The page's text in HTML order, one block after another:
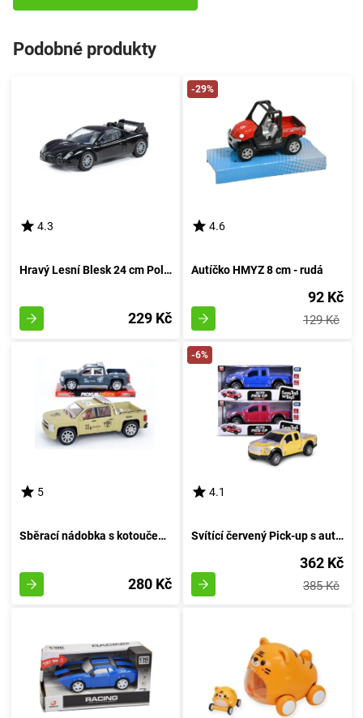
Podobné produkty
4.3
Hravý Lesní Blesk 24 cm Polesie - rudá
229 Kč
-29%
4.6
Autíčko HMYZ 8 cm - rudá
92 Kč
129 Kč
5
Sběrací nádobka s kotoučem 27 cm - barva písku
280 Kč
-6%
4.1
Svítící červený Pick-up s automatickým ovládáním
362 Kč
385 Kč